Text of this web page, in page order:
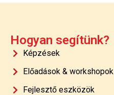
Hogyan segítünk?
Képzések
Előadások & workshopok
Fejlesztő eszközök